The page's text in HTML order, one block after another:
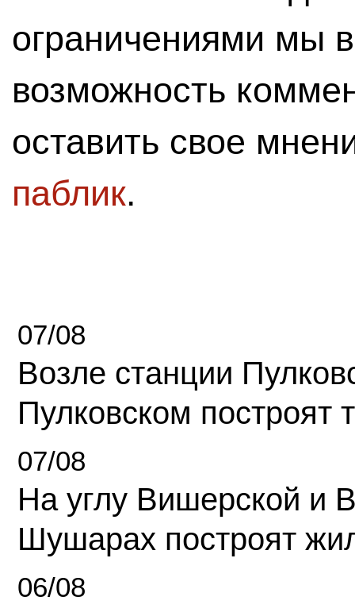
ограничениями мы
возможность
оставить свое
паблик.
07/08
Возле станции
Пулковском построят
07/08
На углу Вишерской и
Шушарах построят
06/08